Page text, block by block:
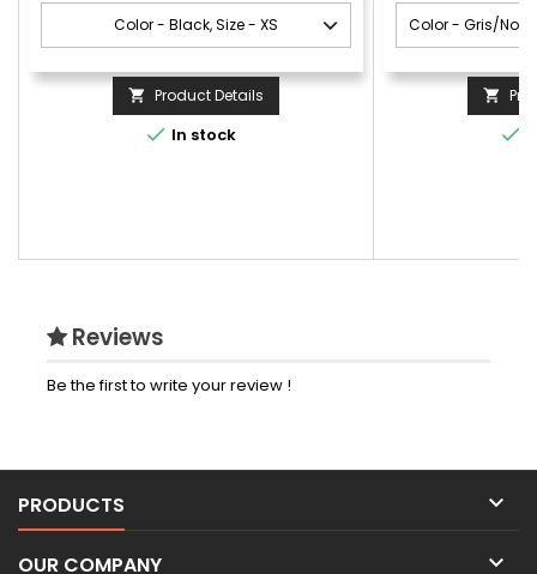
 Product Details
 In stock


Reviews
Be the first to write your review !
PRODUCTS 
OUR COMPANY 